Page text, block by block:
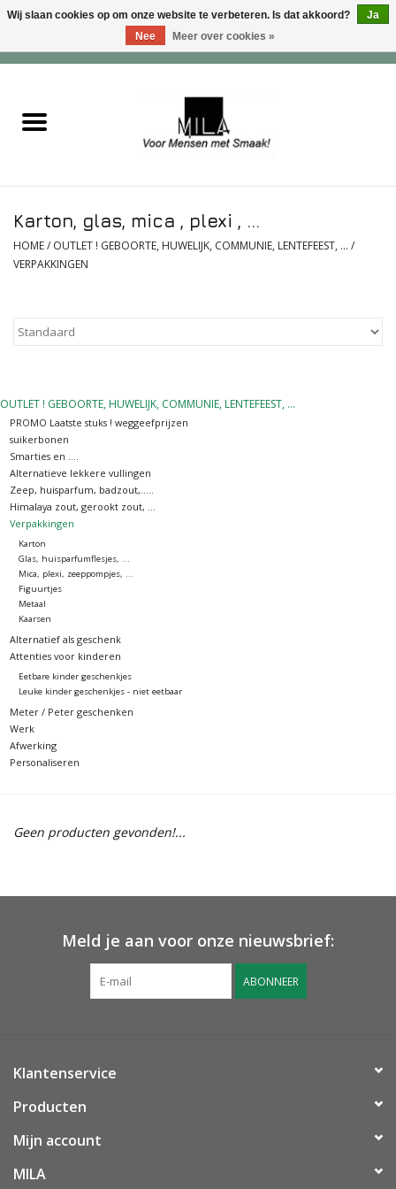
Zoet
Verwenfeesten
Roomijs & gebak
OUTLET ! Geboorte,
huwelijk, communie,
lentefeest, ...
MOEDERDAG 2026
Onze website
Karton, glas, mica , plexi , ...
HOME/ OUTLET ! GEBOORTE, HUWELIJK, COMMUNIE, LENTEFEEST, ... /
VERPAKKINGEN
OUTLET ! GEBOORTE, HUWELIJK, COMMUNIE, LENTEFEEST, ...
PROMO Laatste stuks ! weggeefprijzen
suikerbonen
Smarties en ....
Alternatieve lekkere vullingen
Zeep, huisparfum, badzout,.....
Himalaya zout, gerookt zout, ...
Verpakkingen
Karton
Glas, huisparfumflesjes, ...
Mica, plexi, zeeppompjes, ...
Figuurtjes
Metaal
Kaarsen
Alternatief als geschenk
Attenties voor kinderen
Eetbare kinder geschenkjes
Leuke kinder geschenkjes - niet eetbaar
Meter / Peter geschenken
Werk
Afwerking
Personaliseren
Geen producten gevonden!...
Meld je aan voor onze nieuwsbrief:
ABONNEER
Klantenservice
Producten
Mijn account
MILA
Wij slaan cookies op om onze website te verbeteren. Is dat akkoord?
Ja
Nee
Meer over cookies »